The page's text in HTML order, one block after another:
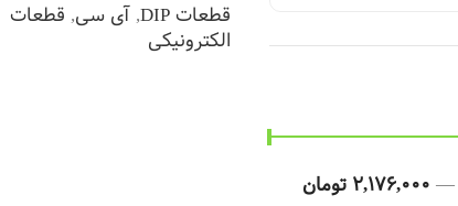
— 2,176,000 تومان
قطعات DIP
,آی سی, قطعات
الکترونیکی